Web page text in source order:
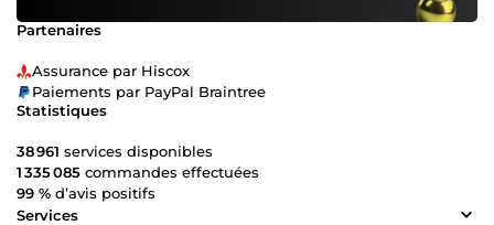
Partenaires
Assurance par Hiscox
Paiements par PayPal Braintree
Statistiques
38 961 services disponibles
1 335 085 commandes effectuées
99 % d’avis positifs
Services